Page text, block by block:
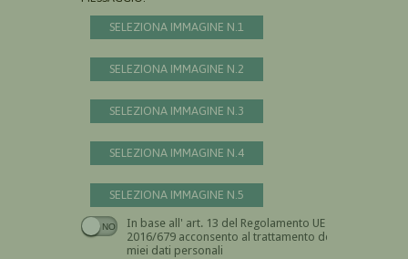
SELEZIONA IMMAGINE N.1
SELEZIONA IMMAGINE N.2
SELEZIONA IMMAGINE N.3
SELEZIONA IMMAGINE N.4
SELEZIONA IMMAGINE N.5
In base all' art. 13 del Regolamento UE n.
2016/679 acconsento al trattamento dei
miei dati personali
Devi dare il consenso